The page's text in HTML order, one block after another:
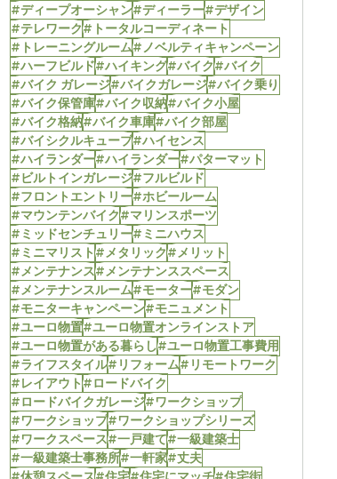
#ディープオーシャン#ディーラー#デザイン
#テレワーク#トータルコーディネート
#トレーニングルーム#ノベルティキャンペーン
#ハーフビルド#ハイキング#バイク#バイク
#バイク ガレージ#バイクガレージ#バイク乗り
#バイク保管庫#バイク収納#バイク小屋
#バイク格納#バイク車庫#バイク部屋
#バイシクルキューブ#ハイセンス
#ハイランダー#ハイランダー#パターマット
#ビルトインガレージ#フルビルド
#フロントエントリー#ホビールーム
#マウンテンバイク#マリンスポーツ
#ミッドセンチュリー#ミニハウス
#ミニマリスト#メタリック#メリット
#メンテナンス#メンテナンススペース
#メンテナンスルーム#モーター#モダン
#モニターキャンペーン#モニュメント
#ユーロ物置#ユーロ物置オンラインストア
#ユーロ物置がある暮らし#ユーロ物置工事費用
#ライフスタイル#リフォーム#リモートワーク
#レイアウト#ロードバイク
#ロードバイクガレージ#ワークショップ
#ワークショップ#ワークショップシリーズ
#ワークスペース#一戸建て#一級建築士
#一級建築士事務所#一軒家#丈夫